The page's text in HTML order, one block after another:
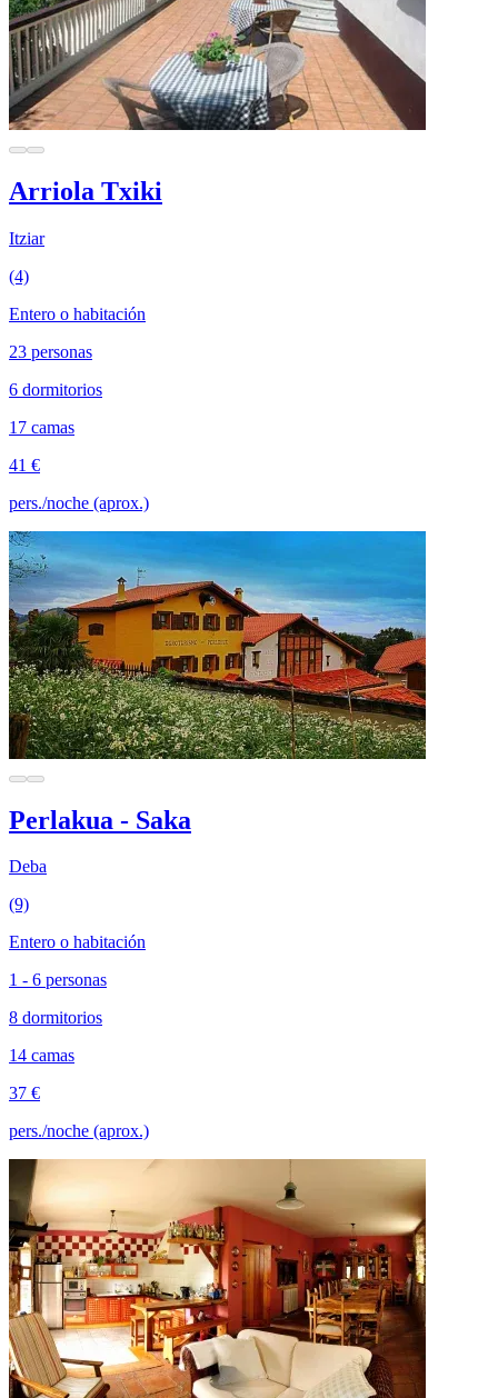
Arriola Txiki
Itziar
(4)
Entero o habitación
23 personas
6 dormitorios
17 camas
41 €
pers./noche (aprox.)
Perlakua - Saka
Deba
(9)
Entero o habitación
1 - 6 personas
8 dormitorios
14 camas
37 €
pers./noche (aprox.)